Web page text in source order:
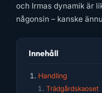
och Irmas dynamik är
någonsin – kanske
Innehåll
Handling
Trädgårdskaoset